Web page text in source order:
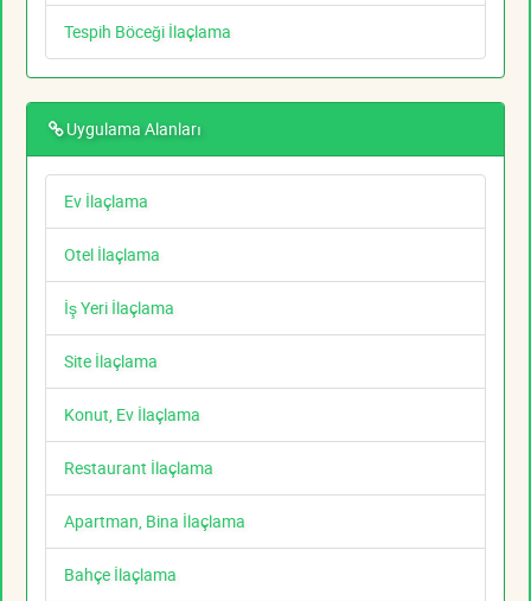
Tespih Böceği İlaçlama
Uygulama Alanları
Ev İlaçlama
Otel İlaçlama
İş Yeri İlaçlama
Site İlaçlama
Konut, Ev İlaçlama
Restaurant İlaçlama
Apartman, Bina İlaçlama
Bahçe İlaçlama